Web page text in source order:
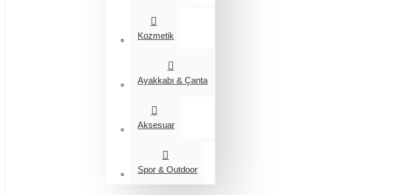
Kozmetik
Ayakkabı & Çanta
Aksesuar
Spor & Outdoor